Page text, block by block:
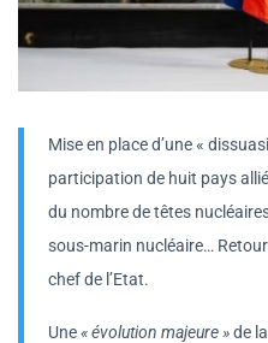
Mise en place d’une «
participation de huit pays
du nombre de têtes
sous-marin nucléaire…
chef de l’Etat.
Une« évolution majeure »de